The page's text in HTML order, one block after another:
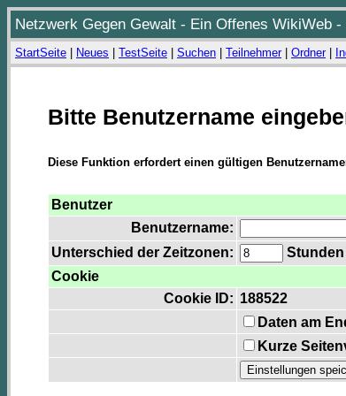
Netzwerk Gegen Gewalt - Ein Offenes WikiWeb
StartSeite Neues TestSeite Suchen Teilnehmer| Ordner|
Bitte Benutzername
Diese Funktion erfordert einen gültigen
Benutzer
Benutzername:
Unterschied der Zeitzonen:
Stunden
Cookie
Cookie ID: 188522
Daten am
Kurze